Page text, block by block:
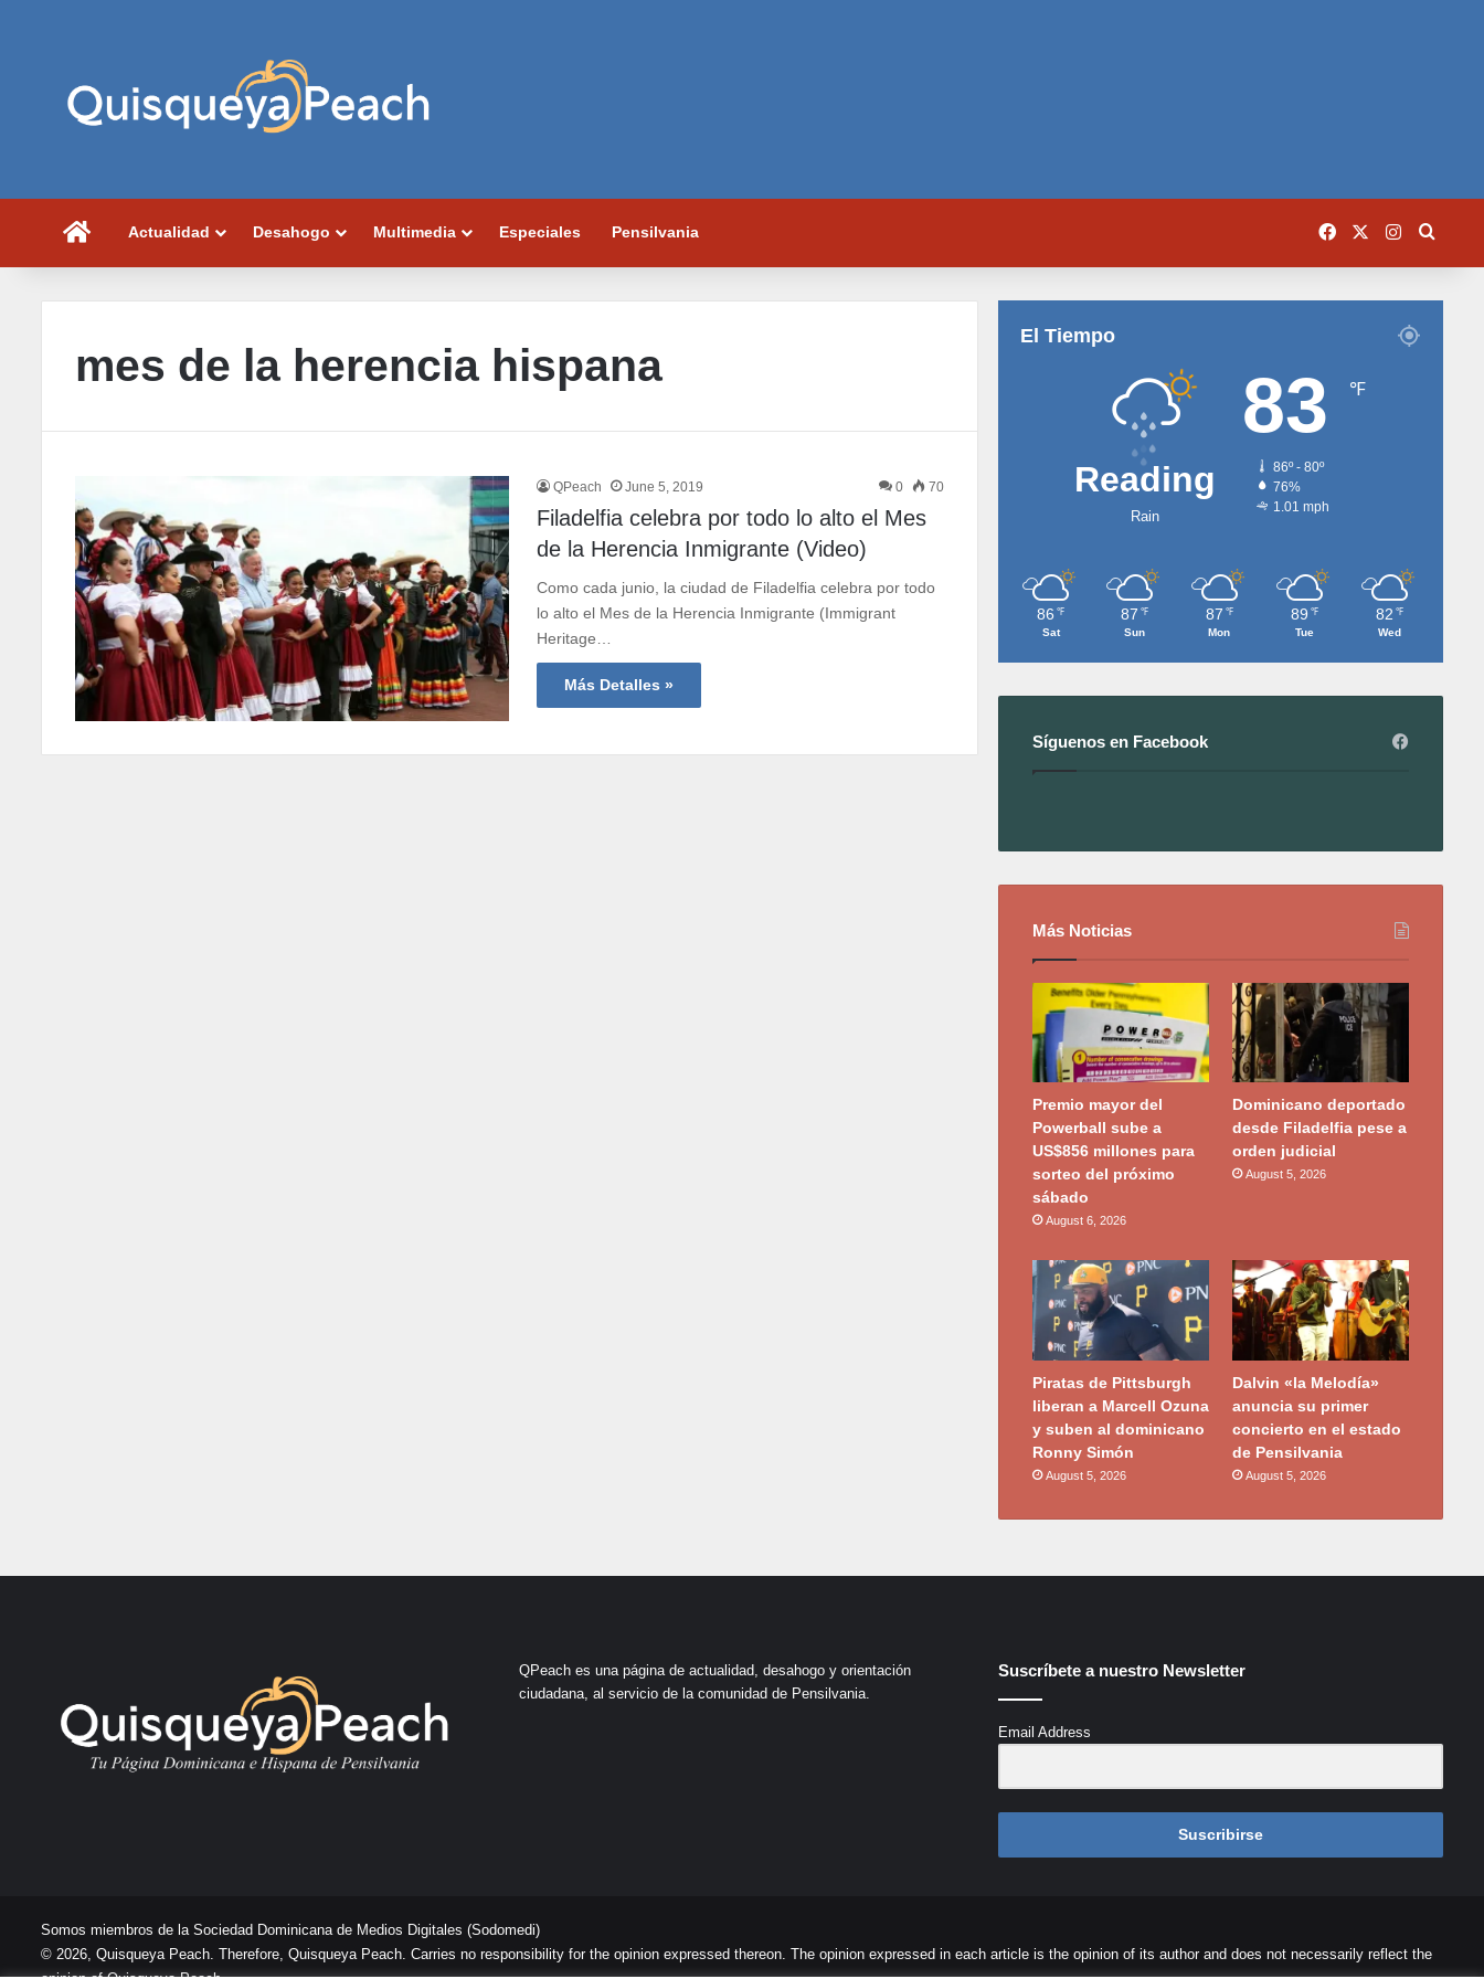
PortadaActualidad Desahogo Multimedia Especiales Pensilvania Facebook Instagram
mes de la herencia hispana
QPeach June 5, 2019 0 70
Filadelfia celebra por todo lo alto el Mes
de la Herencia Inmigrante (Video)
Como cada junio, la ciudad de Filadelfia celebra por todo
lo alto el Mes de la Herencia Inmigrante (Immigrant
Heritage…
Más Detalles »
El Tiempo
Reading
Rain
83 ℉
86º - 80º
76%
1.01 mph
86 ℉
Sat
87 ℉
Sun
87 ℉
Mon
89 ℉
Tue
82 ℉
Wed
Síguenos en Facebook
Más Noticias
Premio mayor del
Powerball sube a
US$856 millones para
sorteo del próximo
sábado
August 6, 2026
Dominicano deportado
desde Filadelfia pese a
orden judicial
August 5, 2026
Piratas de Pittsburgh
liberan a Marcell Ozuna
y suben al dominicano
Ronny Simón
August 5, 2026
Dalvin «la Melodía»
anuncia su primer
concierto en el estado
de Pensilvania
August 5, 2026
QPeach es una página de actualidad, desahogo y orientación
ciudadana, al servicio de la comunidad de Pensilvania.
Suscríbete a nuestro Newsletter
Email Address
Suscribirse
Somos miembros de la Sociedad Dominicana de Medios Digitales (Sodomedi)
© 2026, Quisqueya Peach. Therefore, Quisqueya Peach. Carries no responsibility for the opinion expressed thereon. The opinion expressed in each article is the opinion of its author and does not necessarily reflect the